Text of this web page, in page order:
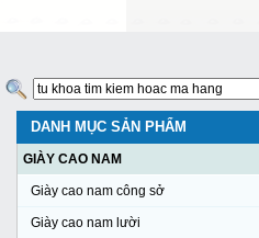
DANH MỤC SẢN PHẨM
GIÀY CAO NAM
Giày cao nam công sở
Giày cao nam lười